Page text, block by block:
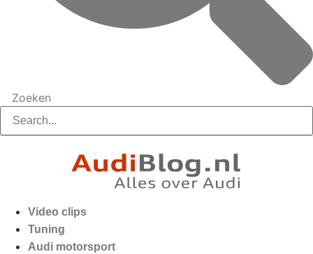
Zoeken
Video clips
Tuning
Audi motorsport